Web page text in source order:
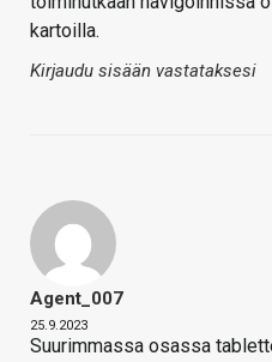
kartoilla.
Kirjaudu sisään vastataksesi
Agent_007
25.9.2023
Suurimmassa osassa